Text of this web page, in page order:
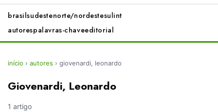
brasilsudestenorte/nordestesulint
autorespalavras-chaveeditorial
início › autores › giovenardi, leonardo
Giovenardi, Leonardo
1 artigo